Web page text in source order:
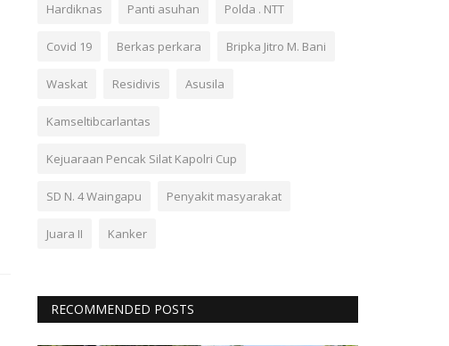
Hardiknas Panti asuhan Polda . NTT
Covid 19 Berkas perkara Bripka Jitro M. Bani
Waskat Residivis Asusila
Kamseltibcarlantas
Kejuaraan Pencak Silat Kapolri Cup
SD N. 4 Waingapu Penyakit masyarakat
Juara II Kanker
RECOMMENDED POSTS